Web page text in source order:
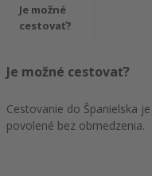
Je možné cestovať?
Cestovanie do Španielska
povolené bez obmedzenia.
Je možné
cestovať?